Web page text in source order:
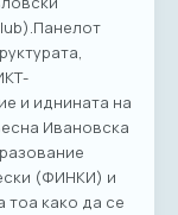
и иднината на
Ивановска
(ФИНКИ) и
тоа како да се